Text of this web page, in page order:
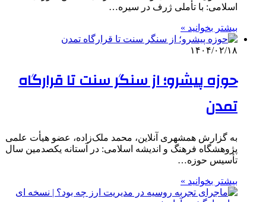
اسلامی: با تأملی ژرف در سیره…
بیشتر بخوانید »
۱۴۰۴/۰۲/۱۸
حوزه پیشرو؛ از سنگر سنت تا قرارگاه
تمدن
به گزارش همشهری آنلاین، محمد ملک‌زاده، عضو هیأت علمی
پژوهشگاه فرهنگ و اندیشه اسلامی: در آستانه‌ یکصدمین سال
تأسیس حوزه‌…
بیشتر بخوانید »